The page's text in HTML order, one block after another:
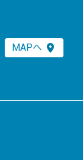
MAPへ